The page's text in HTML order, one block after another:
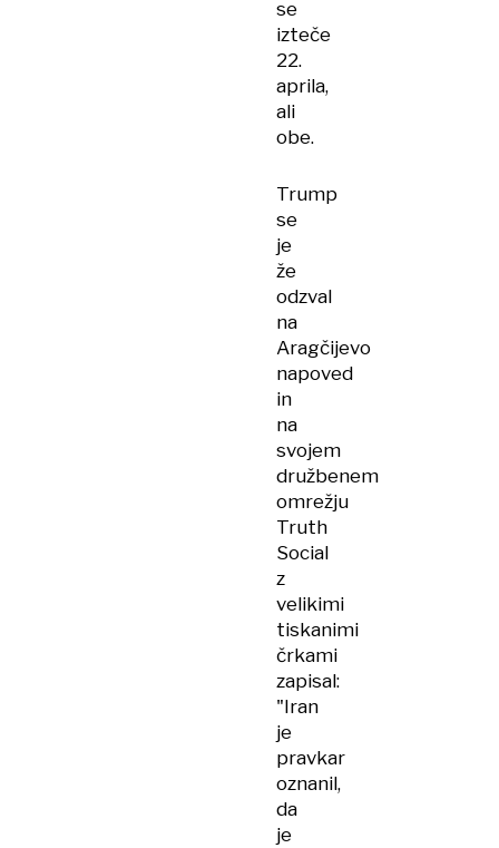
se
izteče
22.
aprila,
ali
obe.
Trump
se
je
že
odzval
na
Aragčijevo
napoved
in
na
svojem
družbenem
omrežju
Truth
Social
z
velikimi
tiskanimi
črkami
zapisal:
"Iran
je
pravkar
oznanil,
da
je